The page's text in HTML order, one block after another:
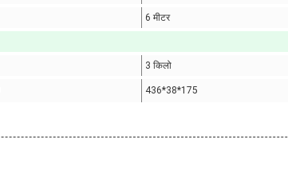
6 मीटर
3 किलो
436*38*175